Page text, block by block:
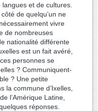
et de cultures.
de quelqu’un ne
vivre
de nombreuses
nationalité différente
est un fait avéré,
personnes se
? Communiquent-
? Une petite
la commune d’Ixelles,
l’Amérique Latine,
réponses.